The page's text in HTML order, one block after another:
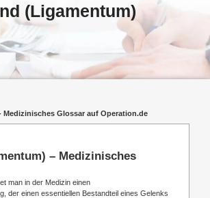
(Ligamentum)
Medizinisches Glossar auf Operation.de
– Medizinisches
man in der Medizin einen
der einen essentiellen Bestandteil eines Gelenks